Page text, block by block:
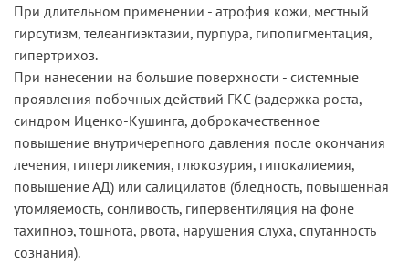
При длительном применении - атрофия кожи, местный
гирсутизм, телеангиэктазии, пурпура, гипопигментация,
гипертрихоз.
При нанесении на большие поверхности - системные
проявления побочных действий ГКС (задержка роста,
синдром Иценко-Кушинга, доброкачественное
повышение внутричерепного давления после окончания
лечения, гипергликемия, глюкозурия, гипокалиемия,
повышение АД) или салицилатов (бледность, повышенная
утомляемость, сонливость, гипервентиляция на фоне
тахипноэ, тошнота, рвота, нарушения слуха, спутанность
сознания).